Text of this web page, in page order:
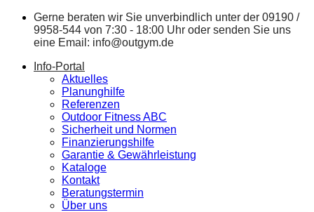
Zum
springen
Gerne beraten wir Sie unverbindlich unter der 09190 /
9958-544 von 7:30 - 18:00 Uhr oder senden Sie uns
eine Email: info@outgym.de
Info-Portal
Aktuelles
Planunghilfe
Referenzen
Outdoor Fitness ABC
Sicherheit und Normen
Finanzierungshilfe
Garantie & Gewährleistung
Kataloge
Kontakt
Beratungstermin
Über uns